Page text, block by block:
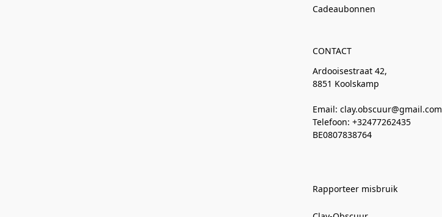
Cadeaubonnen
CONTACT
Ardooisestraat 42,
8851 Koolskamp
Email: clay.obscuur@gmail.com
Telefoon: +32477262435
BE0807838764
Rapporteer misbruik